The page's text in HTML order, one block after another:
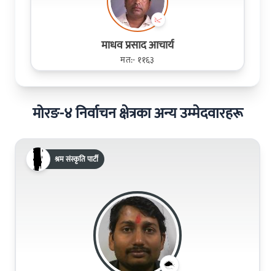
माधव प्रसाद आचार्य
मत:- ११६३
मोरङ-४ निर्वाचन क्षेत्रका अन्य उम्मेदवारहरू
श्रम संस्कृति पार्टी